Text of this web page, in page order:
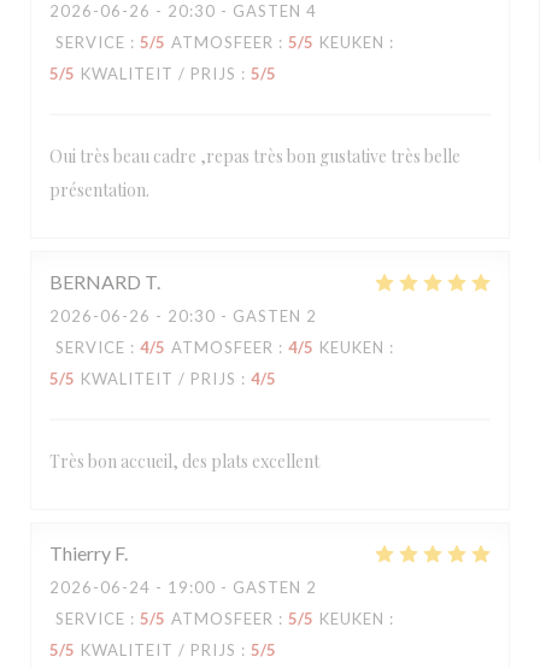
2026-06-26 - 20:30 - GASTEN 4
SERVICE : 5/5 ATMOSFEER : 5/5 KEUKEN :
5/5 KWALITEIT / PRIJS : 5/5
Oui très beau cadre ,repas très bon gustative très belle
présentation.
BERNARD T
2026-06-26 - 20:30 - GASTEN 2
SERVICE : 4/5 ATMOSFEER : 4/5 KEUKEN :
5/5 KWALITEIT / PRIJS : 4/5
Très bon accueil, des plats excellent
Thierry F
2026-06-24 - 19:00 - GASTEN 2
SERVICE : 5/5 ATMOSFEER : 5/5 KEUKEN :
5/5 KWALITEIT / PRIJS : 5/5